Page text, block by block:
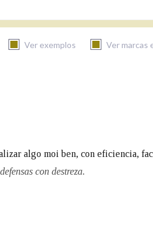
Ver exemplos Ver marcas
Nos exemplos
algo moi ben, con eficiencia,
con destreza.